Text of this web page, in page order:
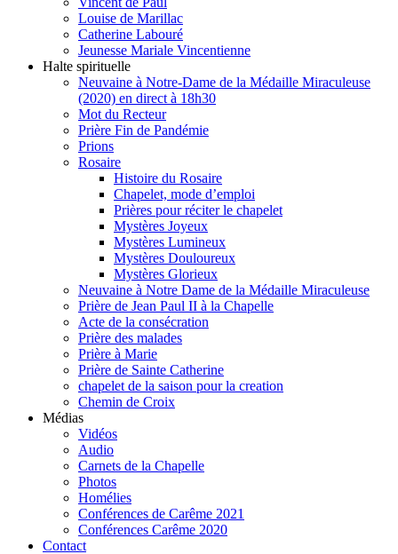
Louise de Marillac
Catherine Labouré
Jeunesse Mariale Vincentienne
Halte spirituelle
Neuvaine à Notre-Dame de la Médaille Miraculeuse
(2020) en direct à 18h30
Mot du Recteur
Prière Fin de Pandémie
Prions
Rosaire
Histoire du Rosaire
Chapelet, mode d’emploi
Prières pour réciter le chapelet
Mystères Joyeux
Mystères Lumineux
Mystères Douloureux
Mystères Glorieux
Neuvaine à Notre Dame de la Médaille Miraculeuse
Prière de Jean Paul II à la Chapelle
Acte de la consécration
Prière des malades
Prière à Marie
Prière de Sainte Catherine
chapelet de la saison pour la creation
Chemin de Croix
Médias
Vidéos
Audio
Carnets de la Chapelle
Photos
Homélies
Conférences de Carême 2021
Conférences Carême 2020
Contact